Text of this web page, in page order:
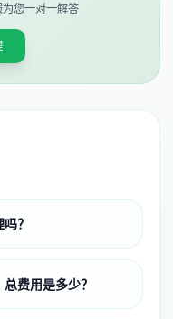
您一对一解答
？
费用是多少？